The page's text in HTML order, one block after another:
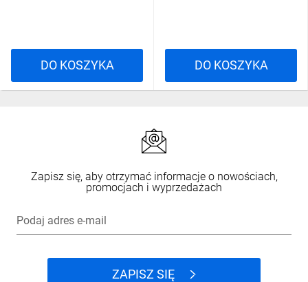
DO KOSZYKA DO KOSZYKA
Zapisz się, aby otrzymać informacje o nowościach,
promocjach i wyprzedażach
Podaj adres e-mail
ZAPISZ SIĘ